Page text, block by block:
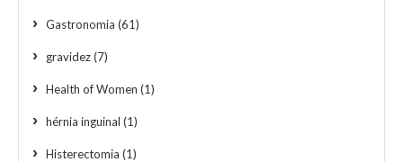
Gastronomia (61)
gravidez(7)
Health of Women (1)
hérnia inguinal (1)
Histerectomia (1)